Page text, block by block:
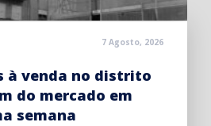
7 Agosto, 2026
à venda no distrito
do mercado em
semana